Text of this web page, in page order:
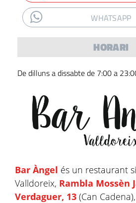
Bar Àngel és un restaurant
Valldoreix, Rambla Mossèn
Verdaguer, 13 (Can
WHATSAPP
HORARI
De dilluns a dissabte de 7:00 a